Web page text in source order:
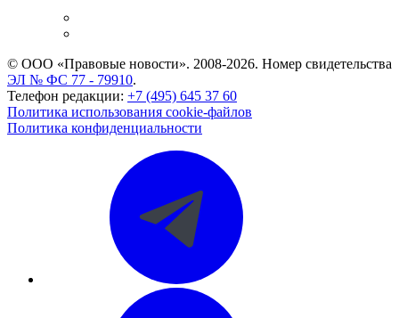
© ООО «Правовые новости». 2008-2026. Номер свидетельства
ЭЛ № ФС 77 - 79910.
Телефон редакции: +7 (495) 645 37 60
Политика использования cookie-файлов
Политика конфиденциальности